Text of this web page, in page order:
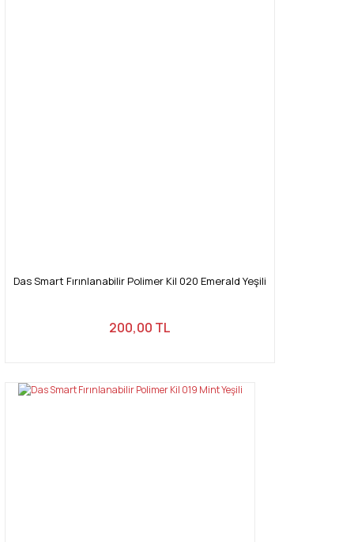
Das Smart Fırınlanabilir Polimer Kil 020 Emerald Yeşili
200,00 TL